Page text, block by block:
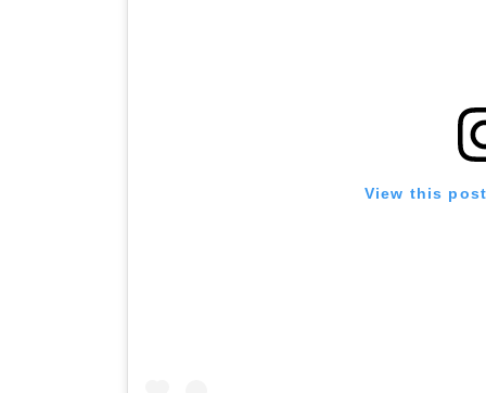
View this